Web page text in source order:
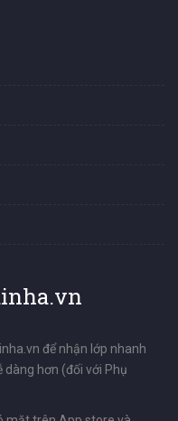
để nhận lớp nhanh
dàng hơn (đối với Phụ